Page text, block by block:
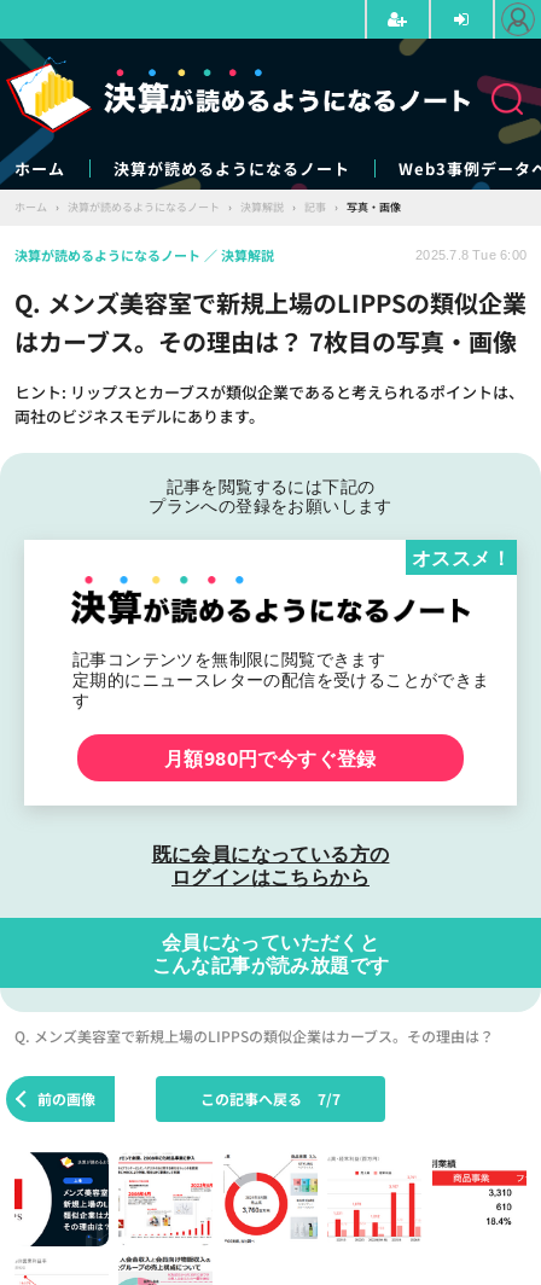
ホーム 決算が読めるようになるノート Web3事例データ
ホーム › 決算が読めるようになるノート › 決算解説 › 記事 › 写真・画像
Q. メンズ美容室で新規上場のLIPPSの類似企業
はカーブス。その理由は？ 7枚目の写真・画像
ヒント: リップスとカーブスが類似企業であると考えられるポイントは、
両社のビジネスモデルにあります。
決算が読めるようになるノート 決算解説 2025.7.8 Tue 6:00
記事を閲覧するには下記の
プランへの登録をお願いします
記事コンテンツを無制限に閲覧できます
定期的にニュースレターの配信を受けることができま
す
オススメ！
月額980円で今すぐ登録
既に会員になっている方の
ログインはこちらから
会員になっていただくと
こんな記事が読み放題です
Q. メンズ美容室で新規上場のLIPPSの類似企業はカーブス。その理由は？
前の画像 この記事へ戻る 7/7